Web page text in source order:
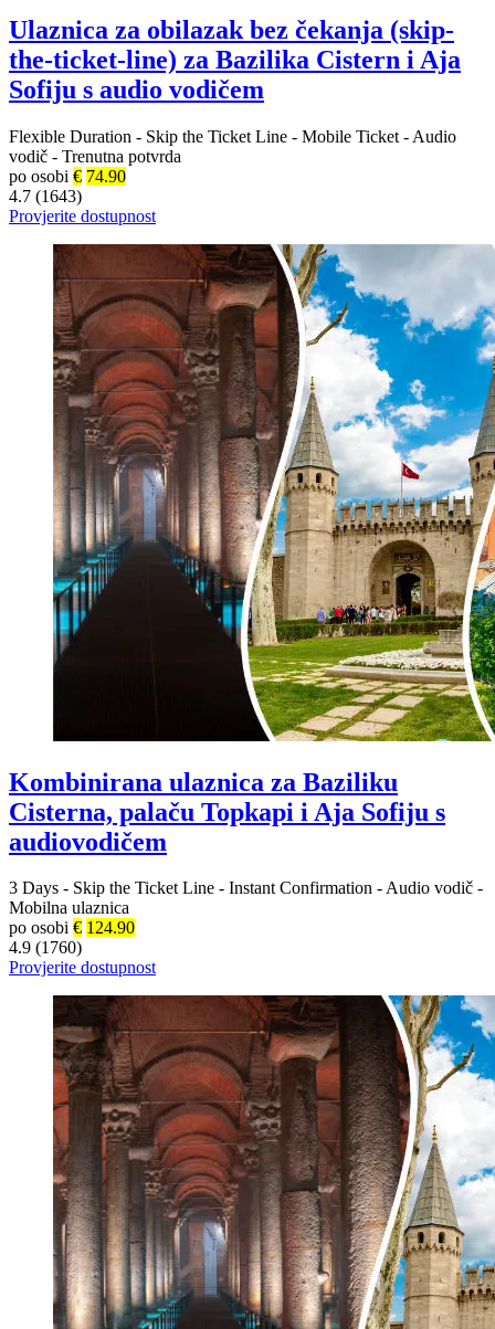
Ulaznica za obilazak bez čekanja (skip-
the-ticket-line) za Bazilika Cistern i Aja
Sofiju s audio vodičem
Flexible Duration - Skip the Ticket Line - Mobile Ticket - Audio
vodič - Trenutna potvrda
po osobi € 74.90
4.7 (1643)
Provjerite dostupnost
Kombinirana ulaznica za Baziliku
Cisterna, palaču Topkapi i Aja Sofiju s
audiovodičem
3 Days - Skip the Ticket Line - Instant Confirmation -Audio vodič -
Mobilna ulaznica
po osobi € 124.90
4.9 (1760)
Provjerite dostupnost